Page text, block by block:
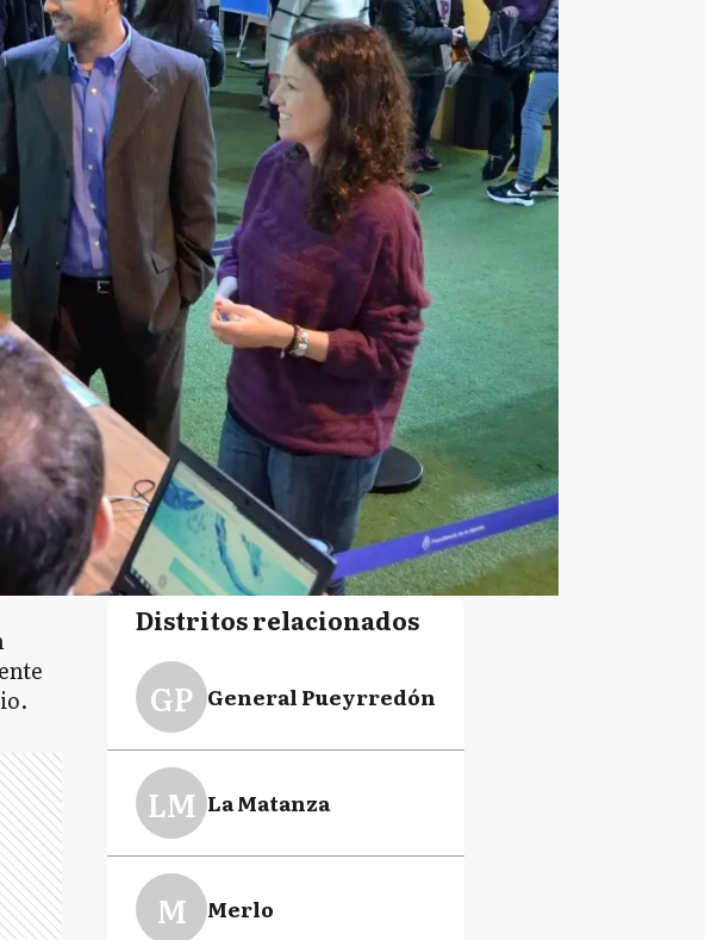
Distritos relacionados
GP General Pueyrredón
LM La Matanza
M Merlo